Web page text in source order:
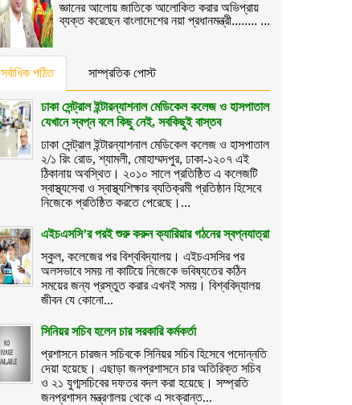
জ্ঞানের আলোয় জাতিকে আলোকিত করার অভিপ্রায়
ব্যক্ত করেছেন বাংলাদেশের নয়া প্রধানমন্ত্রী........ ...
সর্বাধিক পঠিত সাম্প্রতিক পোস্ট
ঢাকা সেন্ট্রাল ইন্টারন্যাশনাল মেডিকেল কলেজ ও হাসপাতাল
যেখানে স্বপ্ন বলে কিছু নেই, সবকিছুই বাস্তব
ঢাকা সেন্ট্রাল ইন্টারন্যাশনাল মেডিকেল কলেজ ও হাসপাতাল
২/১ রিং রোড, শ্যামলী, মোহাম্মদপুর, ঢাকা-১২০৭ এই
ঠিকানায় অবস্থিত। ২০১০ সালে প্রতিষ্ঠিত এ কলেজটি
স্বাস্থ্যসেবা ও স্বাস্থ্যশিক্ষার ব্যতিক্রমী প্রতিষ্ঠান হিসেবে
নিজেকে প্রতিষ্ঠিত করতে পেরেছে।...
এইচএসসি’র পরই শুরু করুন ক্যারিয়ার গঠনের স্বপ্নযাত্রা
স্কুল, কলেজের পর বিশ্ববিদ্যালয়। এইচএসসির পর
অলসভাবে সময় না কাটিয়ে নিজেকে ভবিষ্যতের কঠিন
সময়ের জন্য প্রস্তুত করার এখনই সময়। বিশ্ববিদ্যালয়
জীবন যে কোনো...
সিনিয়র সচিব হলেন চার সরকারি কর্মকর্তা
প্রশাসনে চারজন সচিবকে সিনিয়র সচিব হিসেবে পদোন্নতি
দেয়া হয়েছে। এছাড়া জনপ্রশাসনে চার অতিরিক্ত সচিব
ও ২১ যুগ্মসচিবের দফতর বদল করা হয়েছে। সম্প্রতি
জনপ্রশাসন মন্ত্রণালয় থেকে এ সংক্রান্ত...